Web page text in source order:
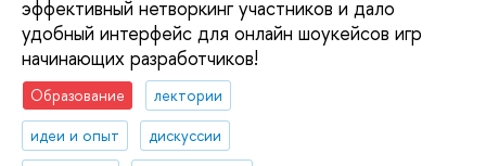
эффективный нетворкинг участников и дало
удобный интерфейс для онлайн шоукейсов игр
начинающих разработчиков!
Образование
лектории
идеи и опыт
дискуссии